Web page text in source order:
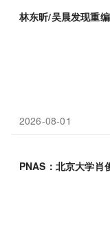
林东昕/吴晨发现重
2026-08-01
PNAS：北京大学肖